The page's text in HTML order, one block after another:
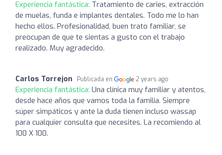
Experiencia fantástica: Tratamiento de caries, extracción
de muelas, funda e implantes dentales. Todo me lo han
hecho ellos. Profesionalidad, buen trato familiar, se
preocupan de que te sientas a gusto con el trabajo
realizado. Muy agradecido.
Carlos Torrejon Publicada en 2 years ago
Experiencia fantástica: Una clínica muy familiar y atentos,
desde hace años que vamos toda la familia. Siempre
súper simpáticos y ante la duda tienen incluso wassap
para cualquier consulta que necesites. La recomiendo al
100 X 100.